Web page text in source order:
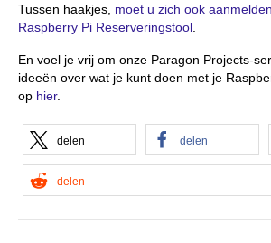
Tussen haakjes, moet u zich ook
Raspberry Pi Reserveringstool
En voel je vrij om onze Paragon Projects-
ideeën over wat je kunt doen met je
op hier.
delen delen
delen